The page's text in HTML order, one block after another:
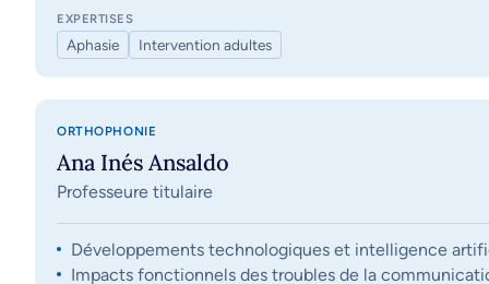
EXPERTISES
Aphasie Intervention adultes
ORTHOPHONIE
Ana Inés Ansaldo
Professeure titulaire
Développements technologiques et intelligence
Impacts fonctionnels des troubles de la